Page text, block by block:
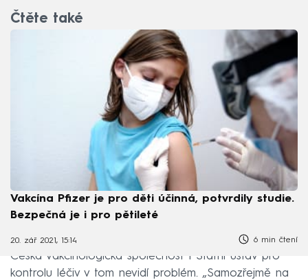
Čtěte také
Vakcína Pfizer je pro děti účinná, potvrdily studie.
Bezpečná je i pro pětileté
20. zář 2021, 15:14 6 min čtení
Česká vakcinologická společnost i Státní ústav pro
kontrolu léčiv v tom nevidí problém. „Samozřejmě na